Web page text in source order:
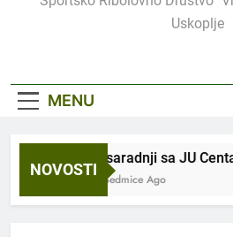
Uskoplje
MENU
NOVOSTI
U saradnji sa JU
3 Sedmice Ago